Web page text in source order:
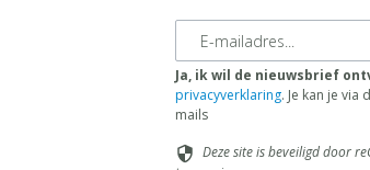
E-mailadres
Ja, ik wil de nieuwsbrief
privacyverklaring. Je kan je
mails
security Deze site is beveiligd door